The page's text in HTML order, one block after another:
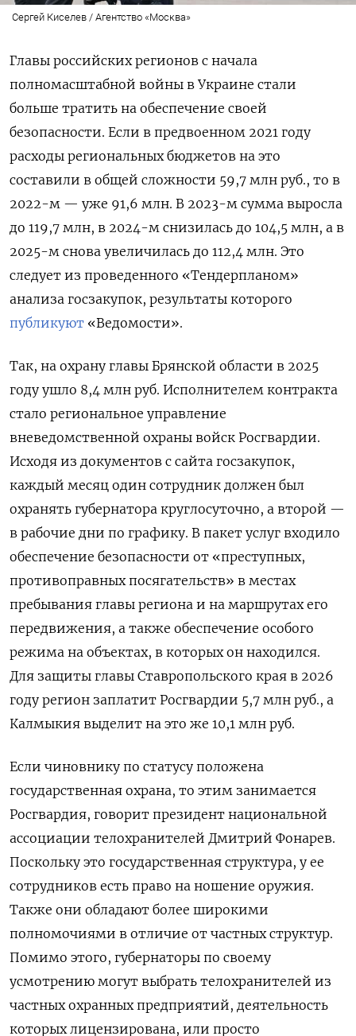
Сергей Киселев / Агентство «Москва»
Главы российских регионов с начала
полномасштабной войны в Украине стали
больше тратить на обеспечение своей
безопасности. Если в предвоенном 2021 году
расходы региональных бюджетов на это
составили в общей сложности 59,7 млн руб., то в
2022-м — уже 91,6 млн. В 2023-м сумма выросла
до 119,7 млн, в 2024-м снизилась до 104,5 млн, а в
2025-м снова увеличилась до 112,4 млн. Это
следует из проведенного «Тендерпланом»
анализа госзакупок, результаты которого
публикуют «Ведомости».
Так, на охрану главы Брянской области в 2025
году ушло 8,4 млн руб. Исполнителем контракта
стало региональное управление
вневедомственной охраны войск Росгвардии.
Исходя из документов с сайта госзакупок,
каждый месяц один сотрудник должен был
охранять губернатора круглосуточно, а второй —
в рабочие дни по графику. В пакет услуг входило
обеспечение безопасности от «преступных,
противоправных посягательств» в местах
пребывания главы региона и на маршрутах его
передвижения, а также обеспечение особого
режима на объектах, в которых он находился.
Для защиты главы Ставропольского края в 2026
году регион заплатит Росгвардии 5,7 млн руб., а
Калмыкия выделит на это же 10,1 млн руб.
Если чиновнику по статусу положена
государственная охрана, то этим занимается
Росгвардия, говорит президент национальной
ассоциации телохранителей Дмитрий Фонарев.
Поскольку это государственная структура, у ее
сотрудников есть право на ношение оружия.
Также они обладают более широкими
полномочиями в отличие от частных структур.
Помимо этого, губернаторы по своему
усмотрению могут выбрать телохранителей из
частных охранных предприятий, деятельность
которых лицензирована, или просто